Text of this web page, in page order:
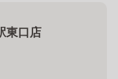
東口店